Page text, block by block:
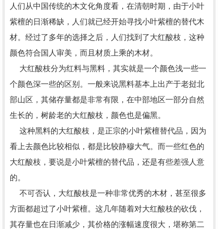
人们从中国传统的木文化角度看，在清朝时期，由于小叶
紫檀的日渐稀缺，人们就已经开始寻找小叶紫檀的替代木
材。经过了多年的选择之后，人们找到了大红酸枝，这种
颜色符合国人审美，而且材质上乘的木材。
大红酸枝分为红料与黑料，其实就是一个颜色浅一些一
个颜色深一些的区别。一般来说黑料基本上出产于老挝北
部山区，其储存量都是非常有限，在中部地区一部分自然
生长的，树龄老的大红酸枝，颜色也是偏黑。
这种黑料的大红酸枝，是正宗的小叶紫檀替代品，因为
看上去颜色比较相似，都是比较静穆大气。而一些红色的
大红酸枝，要说是小叶紫檀的替代品，还是有些差强人意
的。
不可否认，大红酸枝是一种非常优秀的木材，甚至很多
方面都超过了小叶紫檀。这几年随着对大红酸枝的砍伐，
其存量也在日渐减少，其价格的涨幅速度很大，堪称第二